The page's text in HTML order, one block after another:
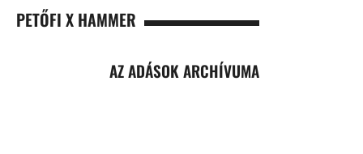
PETŐFI X HAMMER
AZ ADÁSOK ARCHÍVUMA